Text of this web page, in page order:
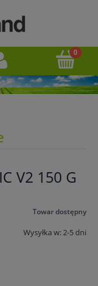
V2 150 G
Towar dostępny
Wysyłka w:2-5 dni